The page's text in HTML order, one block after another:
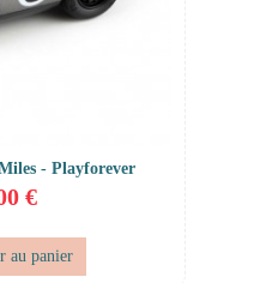
- Playforever
€
au panier